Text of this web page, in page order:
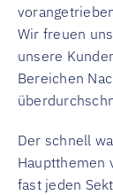
Wir freuen
unsere
Bereichen
Der schnell
Hauptthemen
fast jeden